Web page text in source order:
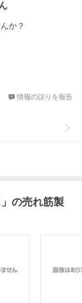
か？
情報の誤りを報告
」の売れ筋製